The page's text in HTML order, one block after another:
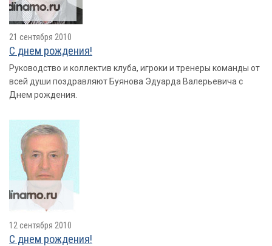
21 сентября 2010
С днем рождения!
Руководство и коллектив клуба, игроки и тренеры команды от
всей души поздравляют Буянова Эдуарда Валерьевича с
Днем рождения.
12 сентября 2010
С днем рождения!